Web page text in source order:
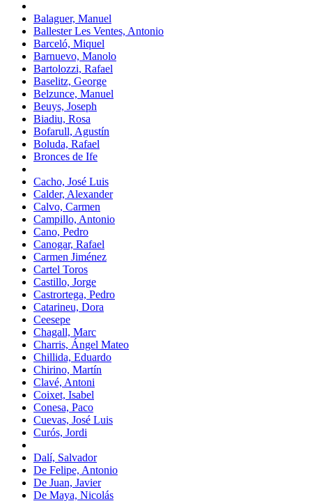
Balaguer, Manuel
Ballester Les Ventes, Antonio
Barceló, Miquel
Barnuevo, Manolo
Bartolozzi, Rafael
Baselitz, George
Belzunce, Manuel
Beuys, Joseph
Biadiu, Rosa
Bofarull, Agustín
Boluda, Rafael
Bronces de Ife
Cacho, José Luis
Calder, Alexander
Calvo, Carmen
Campillo, Antonio
Cano, Pedro
Canogar, Rafael
Carmen Jiménez
Cartel Toros
Castillo, Jorge
Castrortega, Pedro
Catarineu, Dora
Ceesepe
Chagall, Marc
Charris, Ángel Mateo
Chillida, Eduardo
Chirino, Martín
Clavé, Antoni
Coixet, Isabel
Conesa, Paco
Cuevas, José Luis
Curós, Jordi
Dalí, Salvador
De Felipe, Antonio
De Juan, Javier
De Maya, Nicolás